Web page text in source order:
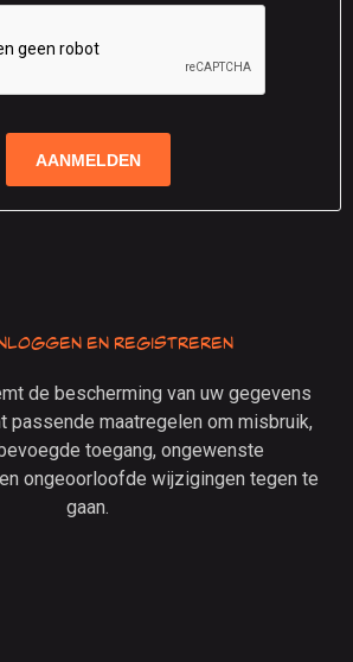
en registreren
de bescherming van uw gegevens
passende maatregelen om misbruik,
toegang, ongewenste
ongeoorloofde wijzigingen tegen te
gaan.